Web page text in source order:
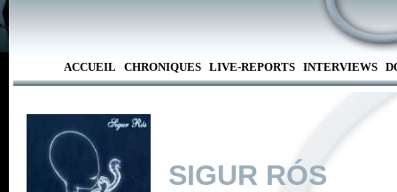
ACCUEIL CHRONIQUES LIVE-REPORTS INTERVIEWS
SIGUR RÓS